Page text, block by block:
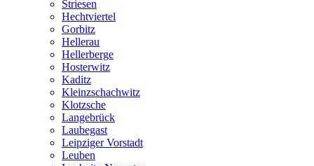
Striesen
Hechtviertel
Gorbitz
Hellerau
Hellerberge
Hosterwitz
Kaditz
Kleinzschachwitz
Klotzsche
Langebrück
Laubegast
Leipziger Vorstadt
Leuben